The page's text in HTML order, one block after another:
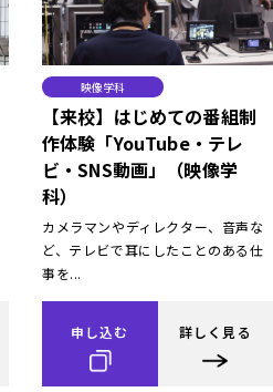
映像学科
【来校】はじめての番組制
作体験「YouTube・テレ
ビ・SNS動画」（映像学
科）
カメラマンやディレクター、音声な
ど、テレビで耳にしたことのある仕
事を...
申し込む 詳しく見る